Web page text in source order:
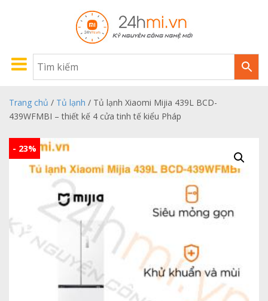
Trang chủ / Tủ lạnh / Tủ lạnh Xiaomi Mijia 439L BCD-
439WFMBI – thiết kế 4 cửa tinh tế kiểu Pháp
- 23%